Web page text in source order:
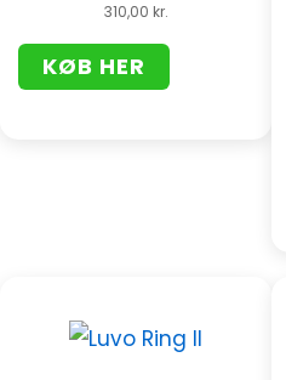
310,00 kr.
KØB HER